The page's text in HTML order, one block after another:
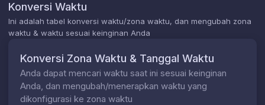
Konversi Waktu
Ini adalah tabel konversi waktu/zona waktu, dan mengubah zona
waktu & waktu sesuai keinginan Anda
Konversi Zona Waktu & Tanggal Waktu
Anda dapat mencari waktu saat ini sesuai keinginan
Anda, dan mengubah/menerapkan waktu yang
dikonfigurasi ke zona waktu